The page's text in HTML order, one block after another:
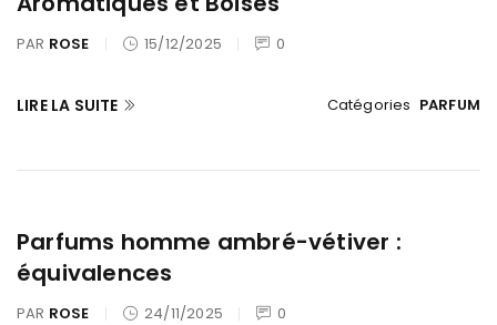
PAR ROSE 15/12/2025 0
Catégories PARFUM
LIRE LA SUITE
Parfums homme ambré-vétiver :
équivalences
PAR ROSE 24/11/2025 0